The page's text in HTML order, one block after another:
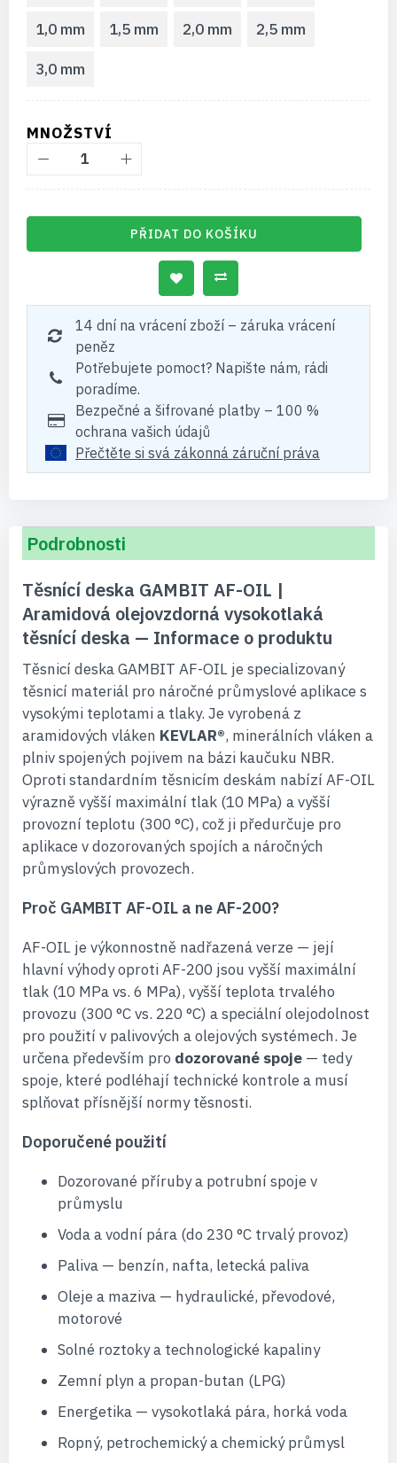
1,0 mm 1,5 mm 2,0 mm 2,5 mm
3,0 mm
MNOŽSTVÍ
PŘIDAT DO KOŠÍKU
14 dní na vrácení zboží – záruka vrácení
peněz
Potřebujete pomoct? Napište nám, rádi
poradíme.
Bezpečné a šifrované platby – 100 %
ochrana vašich údajů
Přečtěte si svá zákonná záruční práva
Podrobnosti
Těsnící deska GAMBIT AF-OIL |
Aramidová olejovzdorná vysokotlaká
těsnící deska — Informace o produktu
Těsnicí deska GAMBIT AF-OIL je specializovaný
těsnicí materiál pro náročné průmyslové aplikace s
vysokými teplotami a tlaky. Je vyrobená z
aramidových vláken KEVLAR®, minerálních vláken a
plniv spojených pojivem na bázi kaučuku NBR.
Oproti standardním těsnicím deskám nabízí AF-OIL
výrazně vyšší maximální tlak (10 MPa) a vyšší
provozní teplotu (300 °C), což ji předurčuje pro
aplikace v dozorovaných spojích a náročných
průmyslových provozech.
Proč GAMBIT AF-OIL a ne AF-200?
AF-OIL je výkonnostně nadřazená verze — její
hlavní výhody oproti AF-200 jsou vyšší maximální
tlak (10 MPa vs. 6 MPa), vyšší teplota trvalého
provozu (300 °C vs. 220 °C) a speciální olejodolnost
pro použití v palivových a olejových systémech. Je
určena především pro dozorované spoje — tedy
spoje, které podléhají technické kontrole a musí
splňovat přísnější normy těsnosti.
Doporučené použití
Dozorované příruby a potrubní spoje v
průmyslu
Voda a vodní pára (do 230 °C trvalý provoz)
Paliva — benzín, nafta, letecká paliva
Oleje a maziva — hydraulické, převodové,
motorové
Solné roztoky a technologické kapaliny
Zemní plyn a propan-butan (LPG)
Energetika — vysokotlaká pára, horká voda
Ropný, petrochemický a chemický průmysl